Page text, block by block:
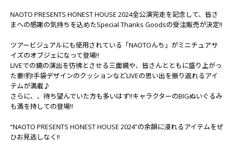
NAOTO PRESENTS HONEST HOUSE 2024全公演完走を記念して、皆さ
まへの感謝の気持ちを込めたSpecial Thanks Goodsの受注販売が決定!!
ツアービジュアルにも使用されている「NAOTOんち」がミニチュアサ
イズのオブジェになって登場!!
LIVEでの鏡の演出を彷彿とさせる三面鏡や、皆さんとともに盛り上がっ
た要!豹!手袋デザインのクッションなどLIVEの思い出を振り返れるアイ
テムが満載♪
さらに、、待ち望んでいた方も多いはず!!キャラクターのBIGぬいぐるみ
も満を持しての登場!!
“NAOTO PRESENTS HONEST HOUSE 2024”の余韻に浸れるアイテムをぜ
ひお見逃しなく!!